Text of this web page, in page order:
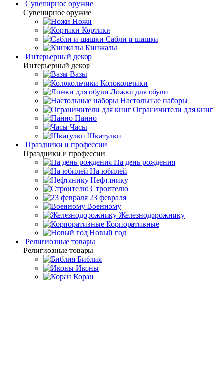
Сувенирное оружие
Сувенирное оружие
Ножи
Кортики
Сабли и шашки
Кинжалы
Интерьерный декор
Интерьерный декор
Вазы
Колокольчики
Ложки для обуви
Настольные наборы
Ограничители для книг
Панно
Часы
Шкатулки
Праздники и профессии
Праздники и профессии
На день рождения
На юбилей
Нефтянику
Строителю
23 февраля
Военному
Железнодорожнику
Корпоративные
Новый год
Религиозные товары
Религиозные товары
Библия
Иконы
Коран